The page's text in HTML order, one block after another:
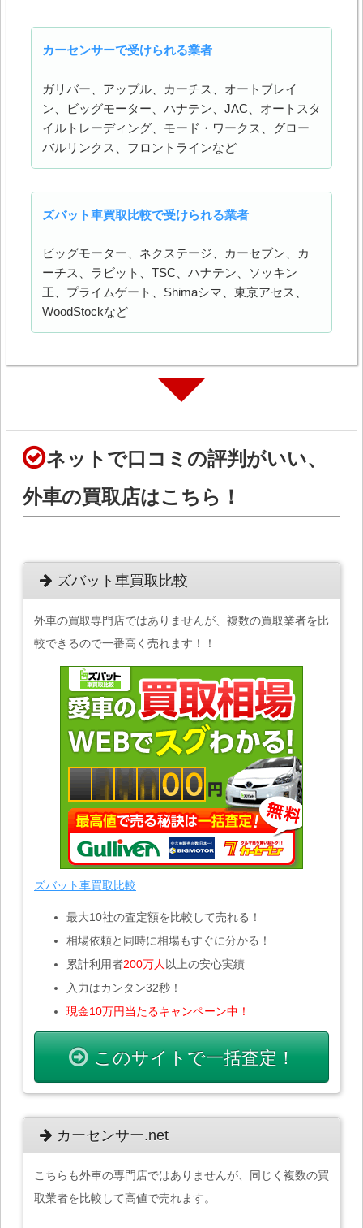
カーセンサーで受けられる業者
ガリバー、アップル、カーチス、オートブレイ
ン、ビッグモーター、ハナテン、JAC、オートスタ
イルトレーディング、モード・ワークス、グロー
バルリンクス、フロントラインなど
ズバット車買取比較で受けられる業者
ビッグモーター、ネクステージ、カーセブン、カ
ーチス、ラビット、TSC、ハナテン、ソッキン
王、プライムゲート、Shimaシマ、東京アセス、
WoodStockなど
ネットで口コミの評判がいい、
外車の買取店はこちら！
ズバット車買取比較
外車の買取専門店ではありませんが、複数の買取業者を比
較できるので一番高く売れます！！
ズバット車買取比較
最大10社の査定額を比較して売れる！
相場依頼と同時に相場もすぐに分かる！
累計利用者200万人 以上の安心実績
入力はカンタン32秒！
現金10万円当たるキャンペーン中！
このサイトで一括査定！
カーセンサー.net
こちらも外車の専門店ではありませんが、同じく複数の買
取業者を比較して高値で売れます。